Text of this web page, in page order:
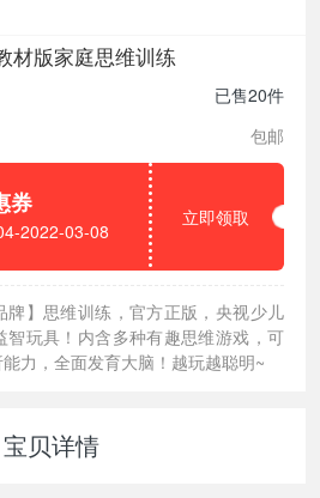
材版家庭思维训练
已售20件
包邮
券
2022-03-08
立即领取
牌】思维训练，官方正版，央视少儿
智玩具！内含多种有趣思维游戏，可
力，全面发育大脑！越玩越聪明~
宝贝详情